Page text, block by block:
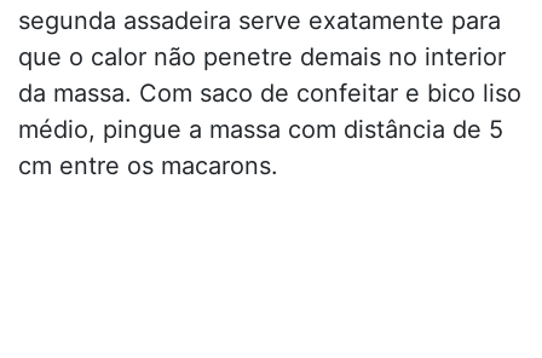
segunda assadeira serve exatamente para
que o calor não penetre demais no interior
da massa. Com saco de confeitar e bico liso
médio, pingue a massa com distância de 5
cm entre os macarons.